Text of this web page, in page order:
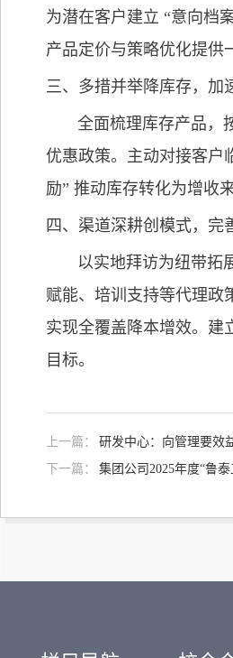
为潜在客户建立 “意向档
产品定价与策略优化提供
三、多措并举降库存，加
全面梳理库存产品，
优惠政策。主动对接客户
励” 推动库存转化为增收来
四、渠道深耕创模式，完
以实地拜访为纽带拓
赋能、培训支持等代理政
实现全覆盖降本增效。建
目标。
上一篇：
研发中心：向管理要效
下一篇：
集团公司2025年度“鲁